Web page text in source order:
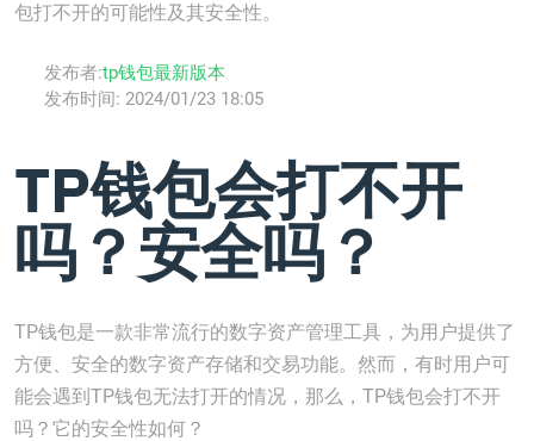
包打不开的可能性及其安全性。
发布者:tp钱包最新版本
发布时间: 2024/01/23 18:05
TP钱包会打不开
吗？安全吗？
TP钱包是一款非常流行的数字资产管理工具，为用户提供了
方便、安全的数字资产存储和交易功能。然而，有时用户可
能会遇到TP钱包无法打开的情况，那么，TP钱包会打不开
吗？它的安全性如何？